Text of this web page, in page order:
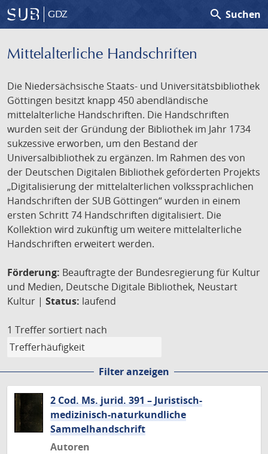
GDZ search Suchen
Mittelalterliche Handschriften
Die Niedersächsische Staats- und Universitätsbibliothek
Göttingen besitzt knapp 450 abendländische
mittelalterliche Handschriften. Die Handschriften
wurden seit der Gründung der Bibliothek im Jahr 1734
sukzessive erworben, um den Bestand der
Universalbibliothek zu ergänzen. Im Rahmen des von
der Deutschen Digitalen Bibliothek geförderten Projekts
„Digitalisierung der mittelalterlichen volkssprachlichen
Handschriften der SUB Göttingen“ wurden in einem
ersten Schritt 74 Handschriften digitalisiert. Die
Kollektion wird zukünftig um weitere mittelalterliche
Handschriften erweitert werden.
Förderung: Beauftragte der Bundesregierung für Kultur
und Medien, Deutsche Digitale Bibliothek, Neustart
Kultur | Status: laufend
1 Treffer sortiert nach
Filter anzeigen
2 Cod. Ms. jurid. 391 – Juristisch-
medizinisch-naturkundliche
Sammelhandschrift
Autoren